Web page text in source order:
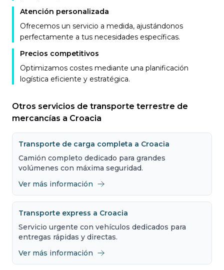
Atención personalizada
Ofrecemos un servicio a medida, ajustándonos
perfectamente a tus necesidades específicas.
Precios competitivos
Optimizamos costes mediante una planificación
logística eficiente y estratégica.
Otros servicios de transporte terrestre de
mercancías a Croacia
Transporte de carga completa a Croacia
Camión completo dedicado para grandes
volúmenes con máxima seguridad.
Ver más información
Transporte express a Croacia
Servicio urgente con vehículos dedicados para
entregas rápidas y directas.
Ver más información